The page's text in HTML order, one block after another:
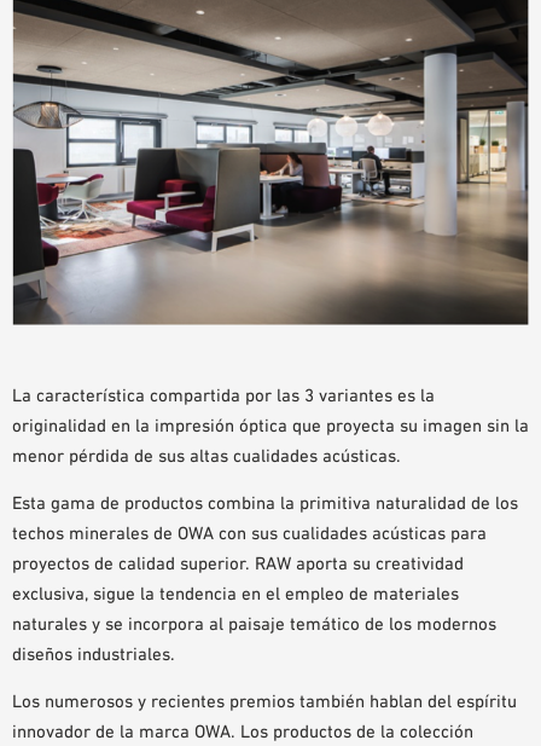
La característica compartida por las 3 variantes es la
originalidad en la impresión óptica que proyecta su imagen sin la
menor pérdida de sus altas cualidades acústicas.
Esta gama de productos combina la primitiva naturalidad de los
techos minerales de OWA con sus cualidades acústicas para
proyectos de calidad superior. RAW aporta su creatividad
exclusiva, sigue la tendencia en el empleo de materiales
naturales y se incorpora al paisaje temático de los modernos
diseños industriales.
Los numerosos y recientes premios también hablan del espíritu
innovador de la marca OWA. Los productos de la colección